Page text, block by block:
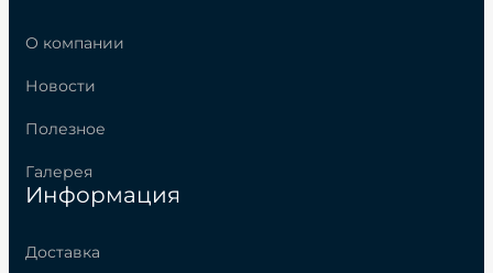
О компании
Новости
Полезное
Галерея
Информация
Доставка